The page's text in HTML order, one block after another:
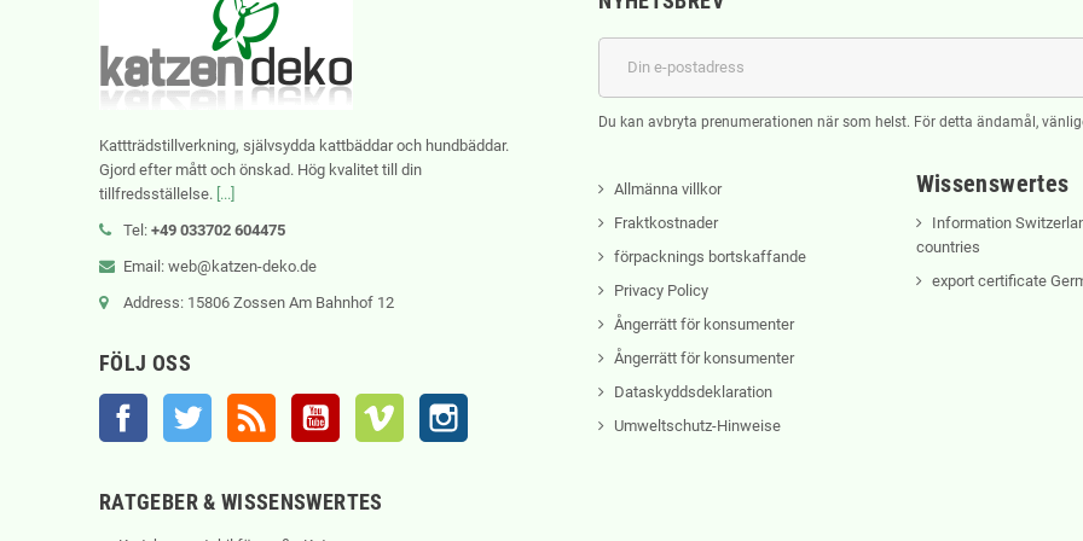
Kattträdstillverkning, självsydda kattbäddar och hundbäddar.
Gjord efter mått och önskad. Hög kvalitet till din
tillfredsställelse. [...]
Tel: +49 033702 604475
Email: web@katzen-deko.de
Address: 15806 Zossen Am Bahnhof 12
FÖLJ OSS
Facebook Twitter RSS YouTube Vimeo
Du kan avbryta prenumerationen när som helst. För detta ändamål,
Allmänna villkor
Fraktkostnader
förpacknings bortskaffande
Privacy Policy
Ångerrätt för konsumenter
Ångerrätt för konsumenter
Dataskyddsdeklaration
Umweltschutz-Hinweise
Wissenswertes
Information
countries
export certificate
RATGEBER & WISSENSWERTES